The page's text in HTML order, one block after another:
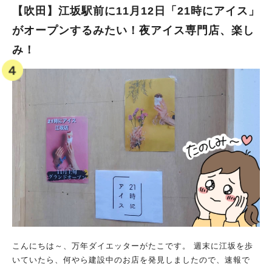
【吹田】江坂駅前に11月12日「21時にアイス」
がオープンするみたい！夜アイス専門店、楽し
み！
こんにちは～、万年ダイエッターがたこです。 週末に江坂を歩
いていたら、何やら建設中のお店を発見しましたので、速報で